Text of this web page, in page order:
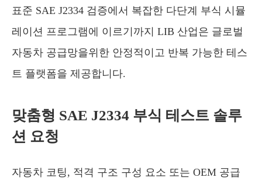
표준 SAE J2334 검증에서 복잡한 다단계 부식 시뮬
레이션 프로그램에 이르기까지 LIB 산업은 글로벌
자동차 공급망을위한 안정적이고 반복 가능한 테스
트 플랫폼을 제공합니다.
맞춤형 SAE J2334 부식 테스트 솔루
션 요청
자동차 코팅, 적격 구조 구성 요소 또는 OEM 공급